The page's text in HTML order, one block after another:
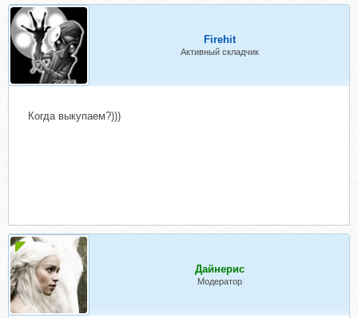
Firehit
Активный складчик
Когда выкупаем?)))
Дайнерис
Модератор